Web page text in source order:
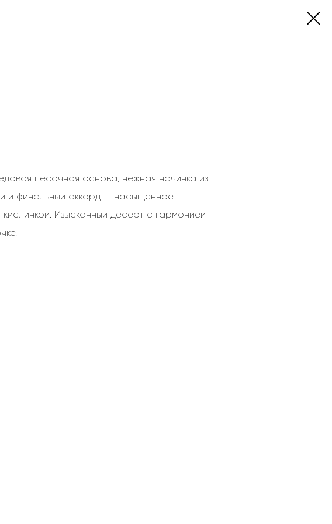
песочная основа, нежная начинка из
и финальный аккорд — насыщенное
Изысканный десерт с гармонией